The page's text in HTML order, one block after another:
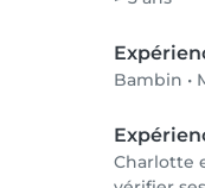
Bambin •
Charlotte